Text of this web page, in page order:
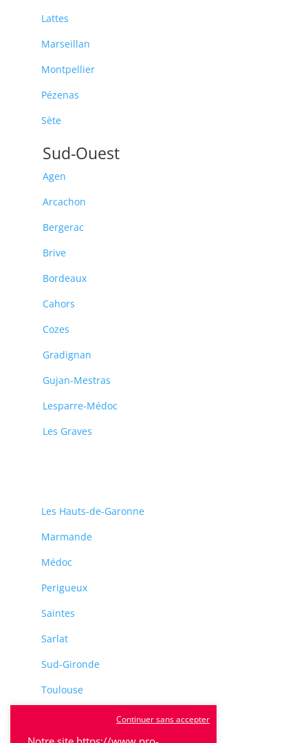
Lattes
Marseillan
Montpellier
Pézenas
Sète
Sud-Ouest
Agen
Arcachon
Bergerac
Brive
Bordeaux
Cahors
Cozes
Gradignan
Gujan-Mestras
Lesparre-Médoc
Les Graves
Les Hauts-de-Garonne
Marmande
Médoc
Perigueux
Saintes
Sarlat
Sud-Gironde
Toulouse
Continuer sans accepter